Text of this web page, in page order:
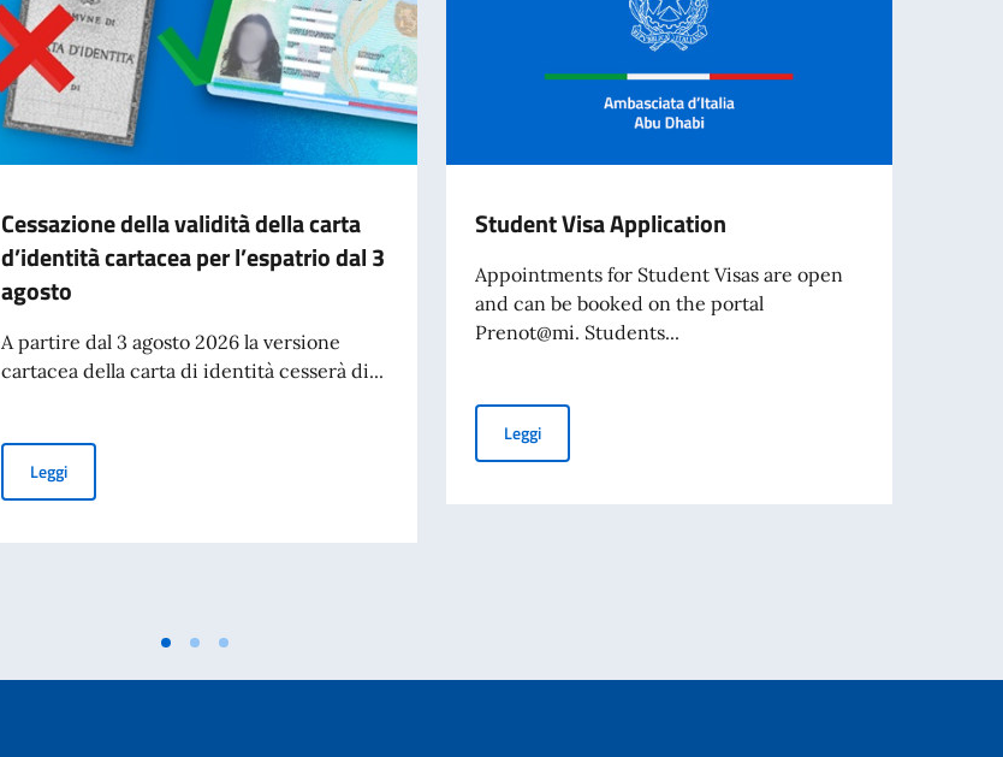
Cessazione della validità della carta
d’identità cartacea per l’espatrio dal 3
agosto
A partire dal 3 agosto 2026 la versione
cartacea della carta di identità cesserà di...
LeggiCessazione della validità della carta d’identità cartacea per l’espatrio dal 3 agosto
Student Visa Application
Appointments for Student Visas are open
and can be booked on the portal
Prenot@mi. Students...
LeggiStudent Visa Application